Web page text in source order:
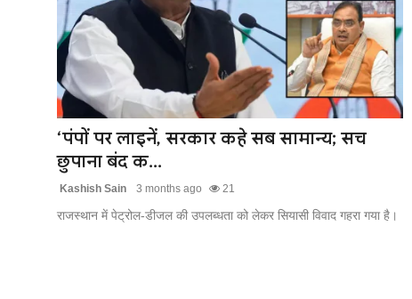
लाइफस्टाइल
अंतर्राष्ट्रीय
‘पंपों पर लाइनें, सरकार कहे सब सामान्य; सच
छुपाना बंद क...
Kashish Sain 3 months ago 21
राजस्थान में पेट्रोल-डीजल की उपलब्धता को लेकर सियासी विवाद गहरा गया है।